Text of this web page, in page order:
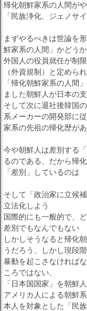
帰化朝鮮家系の人間が
「民族浄化、ジェノサ
まずやるべきは世論を
鮮家系の人間」かどう
外国人の役員就任が制
（外資規制）と定めら
「帰化朝鮮家系の人間
ました朝鮮人が日本の
そして次に退社後韓国
系メーカーの開発部に
家系の先祖の帰化歴が
今や朝鮮人は差別する
るのである、だから帰
「差別」しているのは
そして「政治家に立候
立法化しよう
国際的にも一般的で、
差別でもなんでもない
しかしそうなると帰化
うだろう、しかし現段
暴動を起こさなければ
ころではない、
「日本国国家」を朝鮮
アメリカ人による朝鮮
本人を対象とした「民